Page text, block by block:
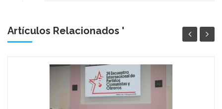
Artículos Relacionados '